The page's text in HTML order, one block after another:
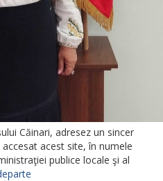
Căinari, adresez un sincer
acest site, în numele
publice locale şi al